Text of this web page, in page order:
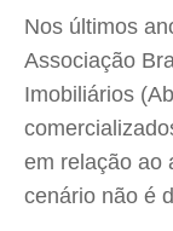
Nos últimos
Associação
Imobiliários
em relação ao
cenário não é